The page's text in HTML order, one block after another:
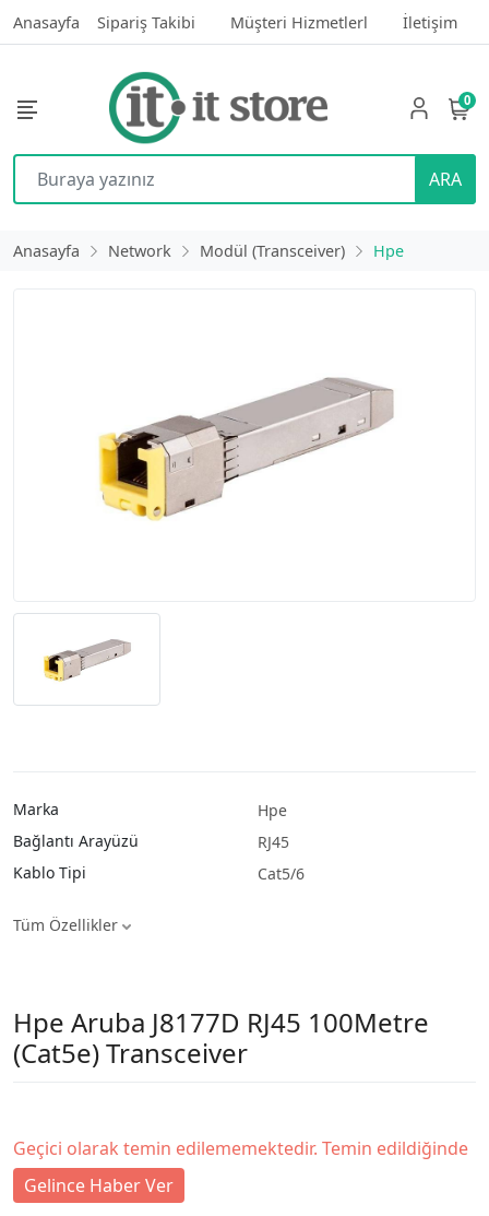
Anasayfa Sipariş Takibi Müşteri Hizmetlerl İletişim
ARA
0
Anasayfa Network Modül (Transceiver) Hpe
Marka
Hpe
Bağlantı Arayüzü
RJ45
Kablo Tipi
Cat5/6
Tüm Özellikler
Hpe Aruba J8177D RJ45 100Metre
(Cat5e) Transceiver
Geçici olarak temin edilememektedir. Temin edildiğinde
Gelince Haber Ver